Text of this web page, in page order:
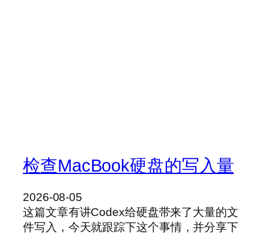
检查MacBook硬盘的写入量
2026-08-05
这篇文章有讲Codex给硬盘带来了大量的文
件写入，今天就跟踪下这个事情，并分享下